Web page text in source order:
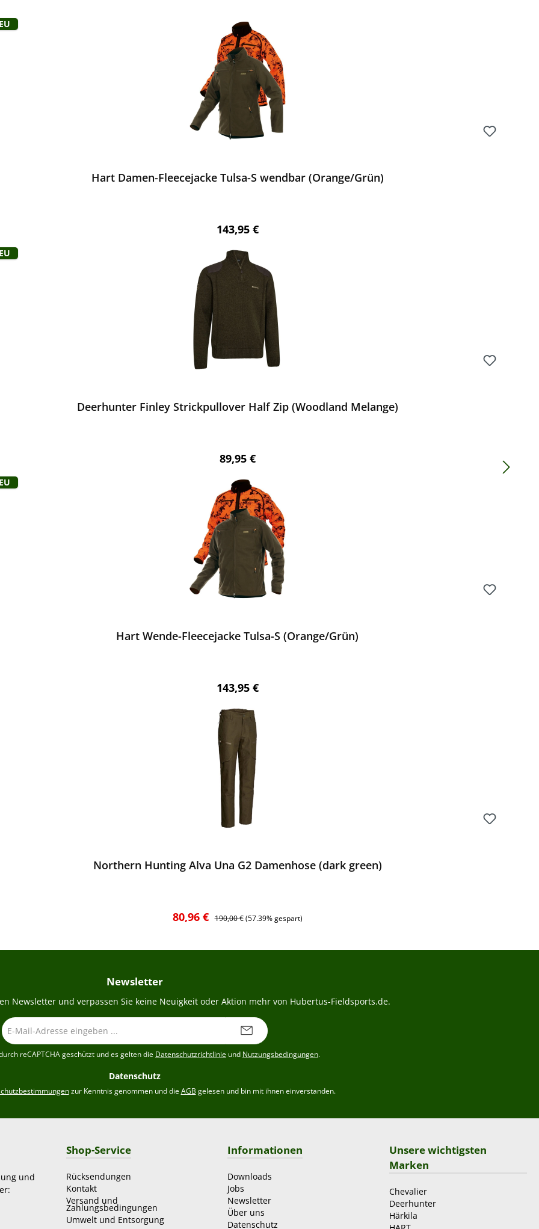
Hart Damen-Fleecejacke Tulsa-S wendbar (Orange/Grün)
Regulärer Preis:
143,95 €
Deerhunter Finley Strickpullover Half Zip (Woodland Melange)
Regulärer Preis:
89,95 €
Hart Wende-Fleecejacke Tulsa-S (Orange/Grün)
Regulärer Preis:
143,95 €
Northern Hunting Alva Una G2 Damenhose (dark green)
Verkaufspreis:
80,96 € Regulärer Preis:
190,00 € (57.39% gespart)
Newsletter
Newsletter und verpassen Sie keine Neuigkeit oder Aktion mehr von Hubertus-Fieldsports.de.
E-
Mail-
AdressereCAPTCHA geschützt und es gelten die Datenschutzrichtlinie und Nutzungsbedingungen.
Datenschutz
zur Kenntnis genommen und dieAGB gelesen und bin mit ihnen einverstanden.
und
Shop-Service
Rücksendungen
Kontakt
Versand und
Zahlungsbedingungen
Umwelt und Entsorgung
Informationen
Downloads
Jobs
Newsletter
Über uns
Datenschutz
Unsere wichtigsten
Marken
Chevalier
Deerhunter
Härkila